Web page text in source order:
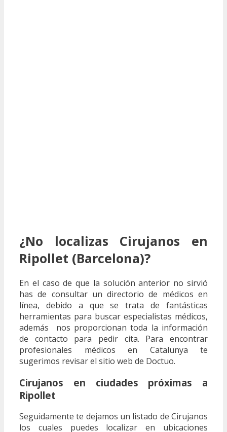
¿No localizas Cirujanos en
Ripollet (Barcelona)?
En el caso de que la solución anterior no sirvió
has de consultar un directorio de médicos en
línea, debido a que se trata de fantásticas
herramientas para buscar especialistas médicos,
además nos proporcionan toda la información
de contacto para pedir cita. Para encontrar
profesionales médicos en Catalunya te
sugerimos revisar el sitio web de Doctuo.
Cirujanos en ciudades próximas a
Ripollet
Seguidamente te dejamos un listado de Cirujanos
los cuales puedes localizar en ubicaciones